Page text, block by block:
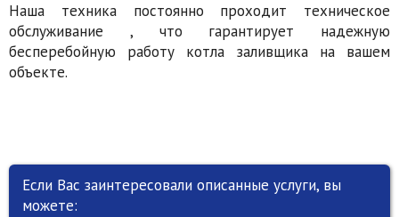
Наша техника постоянно проходит техническое
обслуживание , что гарантирует надежную
бесперебойную работу котла заливщика на вашем
объекте.
Если Вас заинтересовали описанные услуги, вы
можете: